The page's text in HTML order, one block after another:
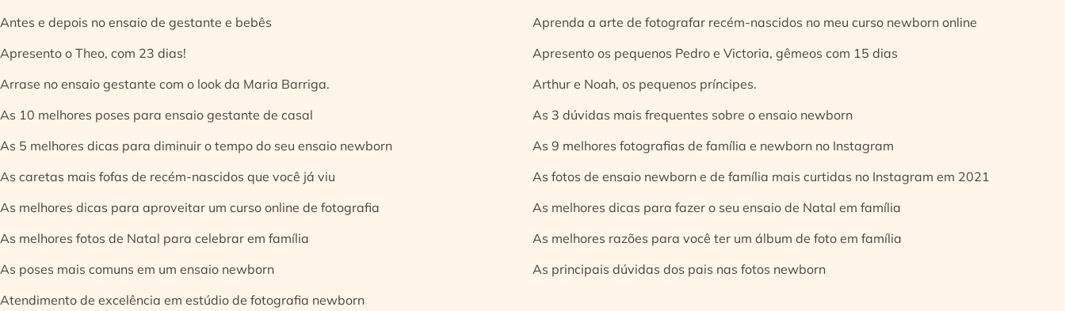
Antes e depois no ensaio de gestante e bebês
Aprenda a arte de fotografar recém-nascidos no meu curso newborn online
Apresento o Theo, com 23 dias!
Apresento os pequenos Pedro e Victoria, gêmeos com 15 dias
Arrase no ensaio gestante com o look da Maria Barriga.
Arthur e Noah, os pequenos príncipes.
As 10 melhores poses para ensaio gestante de casal
As 3 dúvidas mais frequentes sobre o ensaio newborn
As 5 melhores dicas para diminuir o tempo do seu ensaio newborn
As 9 melhores fotografias de família e newborn no Instagram
As caretas mais fofas de recém-nascidos que você já viu
As fotos de ensaio newborn e de família mais curtidas no Instagram em 2021
As melhores dicas para aproveitar um curso online de fotografia
As melhores dicas para fazer o seu ensaio de Natal em família
As melhores fotos de Natal para celebrar em família
As melhores razões para você ter um álbum de foto em família
As poses mais comuns em um ensaio newborn
As principais dúvidas dos pais nas fotos newborn
Atendimento de excelência em estúdio de fotografia newborn